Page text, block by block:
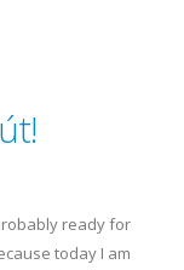
ready for
today I am